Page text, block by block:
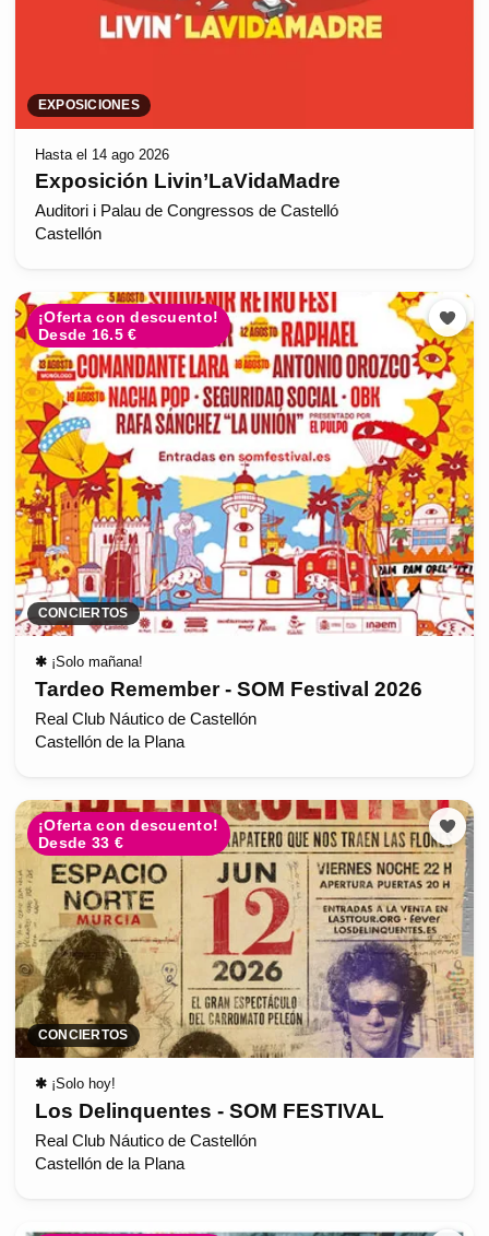
EXPOSICIONES
Hasta el 14 ago 2026
Exposición Livin’LaVidaMadre
Auditori i Palau de Congressos de Castelló
Castellón
¡Oferta con descuento!
Desde 16.5 €
CONCIERTOS
✱ ¡Solo mañana!
Tardeo Remember - SOM Festival 2026
Real Club Náutico de Castellón
Castellón de la Plana
¡Oferta con descuento!
Desde 33 €
CONCIERTOS
✱ ¡Solo hoy!
Los Delinquentes - SOM FESTIVAL
Real Club Náutico de Castellón
Castellón de la Plana